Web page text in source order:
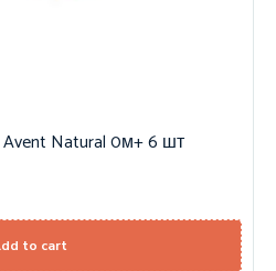
Natural 0м+ 6 шт
to cart